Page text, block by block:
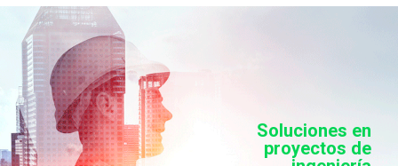
Soluciones en
proyectos de